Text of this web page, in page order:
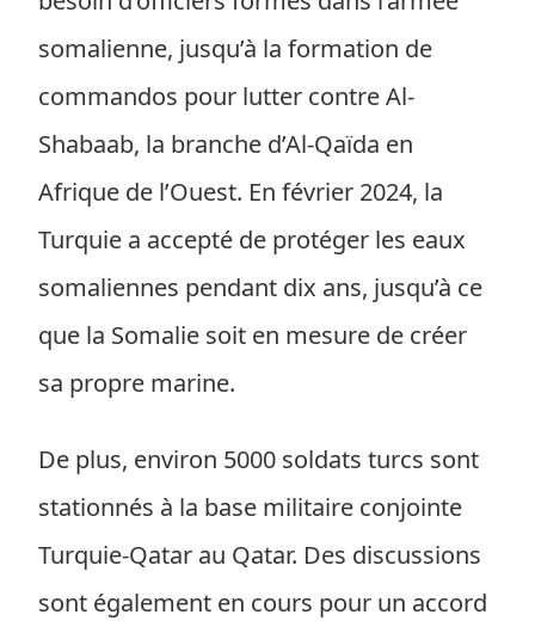
somalienne, jusqu’à la formation de
commandos pour lutter contre Al-
Shabaab, la branche d’Al-Qaïda en
Afrique de l’Ouest. En février 2024, la
Turquie a accepté de protéger les eaux
somaliennes pendant dix ans, jusqu’à ce
que la Somalie soit en mesure de créer
sa propre marine.
De plus, environ 5000 soldats turcs sont
stationnés à la base militaire conjointe
Turquie-Qatar au Qatar. Des discussions
sont également en cours pour un accord